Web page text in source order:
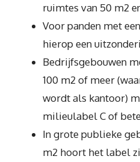
ruimtes van 50 m2
Voor panden met
hierop een
Bedrijfsgebouwen
100 m2 of meer
wordt als kantoor)
milieulabel C of
In grote publieke
m2 hoort het label